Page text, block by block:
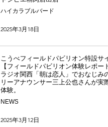
ハイカラブルバード
2025年3月18日
こうべフィールドパビリオン特設サイ
【フィールドパビリオン体験レポー
ラジオ関西「朝は恋人」でおなじみの
リーアナウンサー三上公也さんが実際
体験。
NEWS
2025年3月12日